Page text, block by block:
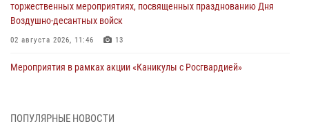
торжественных мероприятиях, посвященных празднованию Дня
Воздушно-десантных войск
02 августа 2026, 11:46 13
Мероприятия в рамках акции «Каникулы с Росгвардией»
ПОПУЛЯРНЫЕ НОВОСТИ